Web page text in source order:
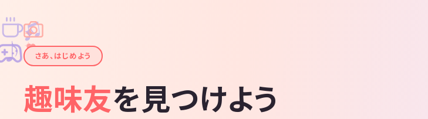
✦
✦
✧
✧
♪
♫
さあ、はじめよう
趣味友を見つけよう